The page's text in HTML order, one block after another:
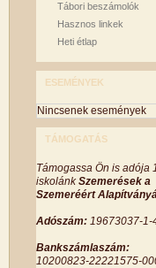
Tábori beszámolók
Hasznos linkek
Heti étlap
ESEMÉNYEK
Nincsenek események
TÁMOGATÁS
Támogassa Ön is adója
iskolánkSzemerések a
Szemeréért
Adószám: 19673037-1-
Bankszámlaszám:
10200823-22221575-